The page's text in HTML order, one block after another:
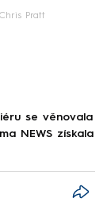
Chris Pratt
se věnovala
NEWS získala